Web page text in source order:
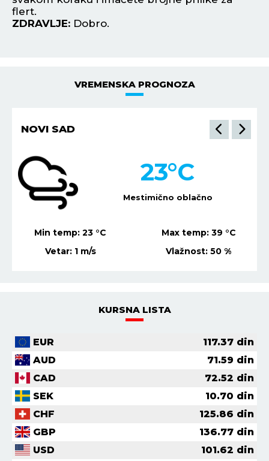
ZDRAVLJE:
VREMENSKA PROGNOZA
NIŠ
Vedro nebo
21°C
Min temp:21 °C Max temp: 37 °C
Vetar: 1 m/s Vlažnost: 68 %
KURSNA LISTA
EUR 117.37 din
AUD
71.59 din
CAD
72.52 din
SEK
10.70 din
CHF
125.86 din
GBP
136.77 din
USD
101.62 din